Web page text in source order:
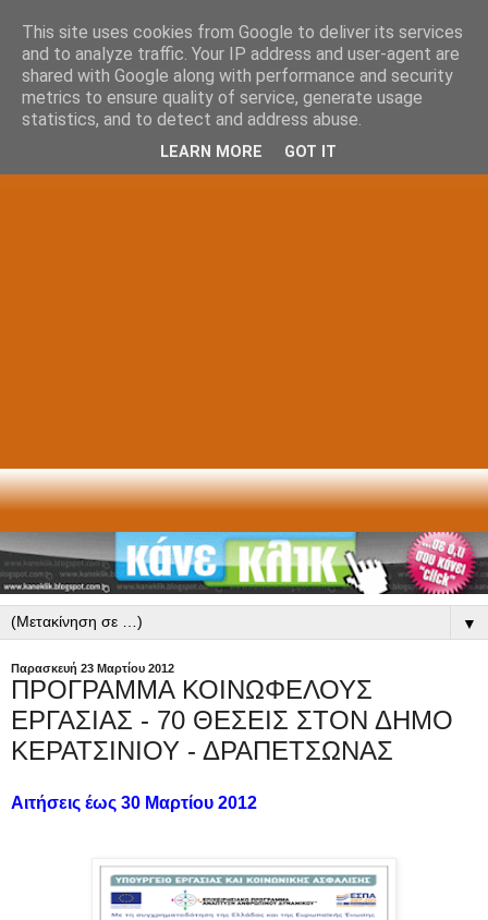
▼
Παρασκευή 23 Μαρτίου 2012
ΠΡΟΓΡΑΜΜΑ ΚΟΙΝΩΦΕΛΟΥΣ
ΕΡΓΑΣΙΑΣ - 70 ΘΕΣΕΙΣ ΣΤΟΝ ΔΗΜΟ
ΚΕΡΑΤΣΙΝΙΟΥ - ΔΡΑΠΕΤΣΩΝΑΣ
Αιτήσεις έως 30 Μαρτίου 2012
This site uses cookies from Google to deliver its services
and to analyze traffic. Your IP address and user-agent are
shared with Google along with performance and security
metrics to ensure quality of service, generate usage
statistics, and to detect and address abuse.
LEARN MORE GOT IT